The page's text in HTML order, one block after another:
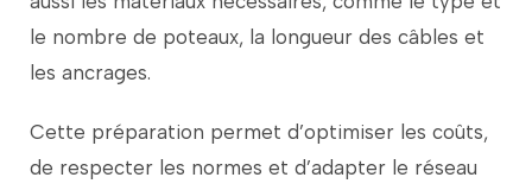
le nombre de poteaux, la longueur des câbles et
les ancrages.
Cette préparation permet d’optimiser les coûts,
de respecter les normes et d’adapter le réseau